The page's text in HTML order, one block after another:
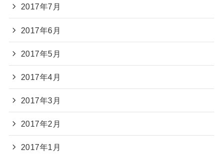
2017年7月
2017年6月
2017年5月
2017年4月
2017年3月
2017年2月
2017年1月